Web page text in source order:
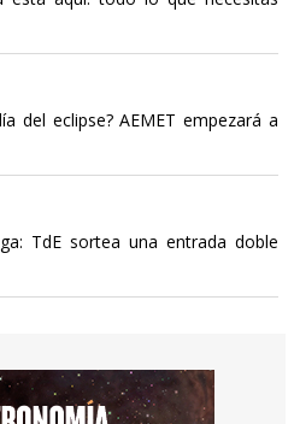
está aquí: todo lo que necesitas
del eclipse? AEMET empezará a
TdE sortea una entrada doble